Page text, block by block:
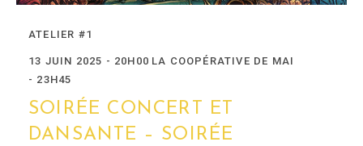
ATELIER #1
13 JUIN 2025 - 20H00
- 23H45
LA COOPÉRATIVE DE MAI
SOIRÉE CONCERT ET
DANSANTE – SOIRÉE